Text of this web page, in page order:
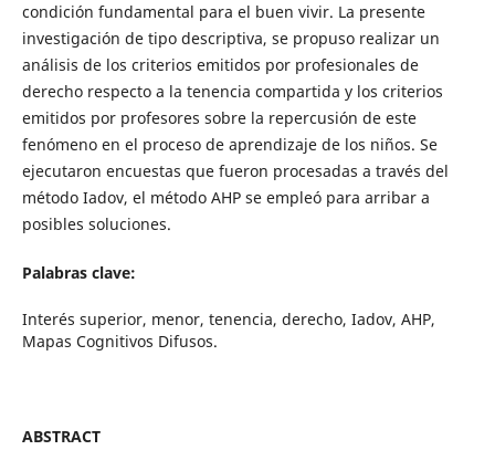
condición fundamental para el buen vivir. La presente
investigación de tipo descriptiva, se propuso realizar un
análisis de los criterios emitidos por profesionales de
derecho respecto a la tenencia compartida y los criterios
emitidos por profesores sobre la repercusión de este
fenómeno en el proceso de aprendizaje de los niños. Se
ejecutaron encuestas que fueron procesadas a través del
método Iadov, el método AHP se empleó para arribar a
posibles soluciones.
Palabras clave:
Interés superior, menor, tenencia, derecho, Iadov, AHP,
Mapas Cognitivos Difusos.
ABSTRACT